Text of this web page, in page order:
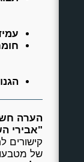
הערה
"אבירי
קישורים
של